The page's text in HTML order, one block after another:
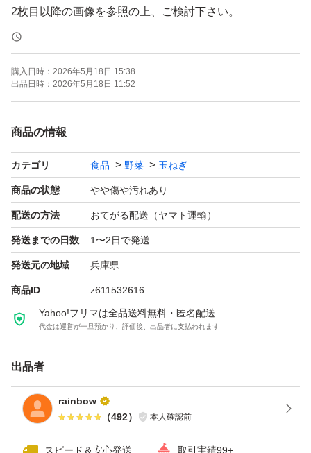
2枚目以降の画像を参照の上、ご検討下さい。
見栄えは悪いですが、通常の玉ねぎ同様味には変わりあり
ません。
大きさが様々ですので、お料理に合わせてお使い下さい。
サイズ:色々
保存性を高める為、薄皮を残してありますので少し土が付
いた状態での発送となります。
風通しの良い日陰か冷蔵庫で保存しお早めにお召し上がり
下さい。
場合がございますのでご了承下さい。
☆訳ありにご理解頂ける方のみご購入宜しくお願い致しま
購入日時： 2026年5月18日 15:38
出品日時： 2026年5月18日 11:52
商品の情報
カテゴリ 食品 野菜 玉ねぎ
商品の状態 やや傷や汚れあり
配送の方法 おてがる配送（ヤマト運輸）
発送までの日数 1〜2日で発送
発送元の地域 兵庫県
商品ID z611532616
Yahoo!フリマは全品送料無料・匿名配送
代金は運営が一旦預かり、評価後、出品者に支払われます
出品者
rainbow
（492） 本人確認前
スピード＆安心発送 取引実績99+